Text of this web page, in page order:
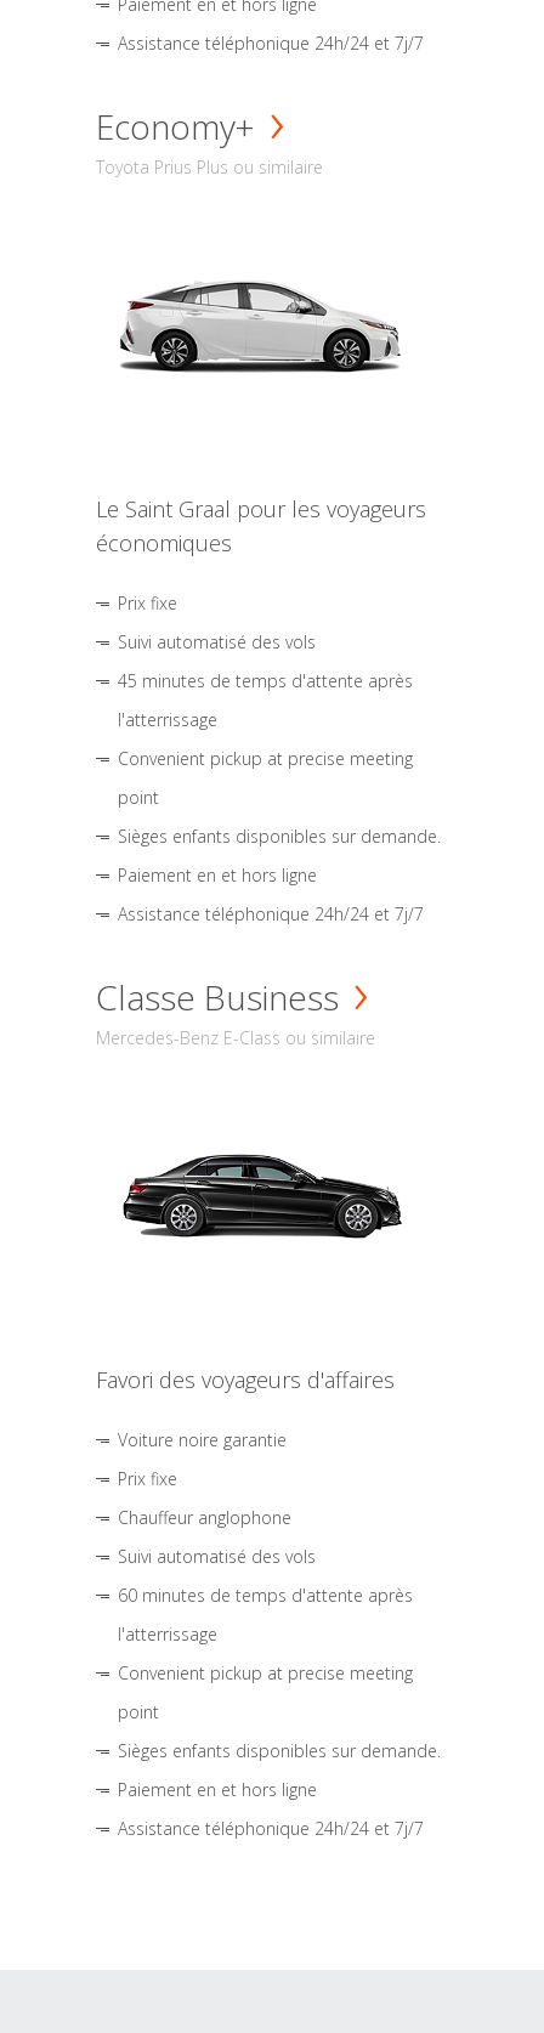
Assistance téléphonique 24h/24 et 7j/7
Economy+
Toyota Prius Plus ou similaire
Le Saint Graal pour les voyageurs
économiques
Prix fixe
Suivi automatisé des vols
45 minutes de temps d'attente après
l'atterrissage
Convenient pickup at precise meeting
point
Sièges enfants disponibles sur demande.
Paiement en et hors ligne
Assistance téléphonique 24h/24 et 7j/7
Classe Business
Mercedes-Benz E-Class ou similaire
Favori des voyageurs d'affaires
Voiture noire garantie
Prix fixe
Chauffeur anglophone
Suivi automatisé des vols
60 minutes de temps d'attente après
l'atterrissage
Convenient pickup at precise meeting
point
Sièges enfants disponibles sur demande.
Paiement en et hors ligne
Assistance téléphonique 24h/24 et 7j/7